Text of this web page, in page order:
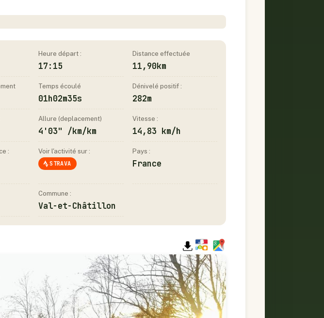
Heure départ :
17:15
Distance effectuée
11,90km
Temps écoulé
01h02m35s
Dénivelé positif :
282m
Allure (deplacement)
4'03" /km/km
Vitesse :
14,83 km/h
: Voir l'activité sur :
STRAVA
Pays :
France
Commune :
Val-et-Châtillon